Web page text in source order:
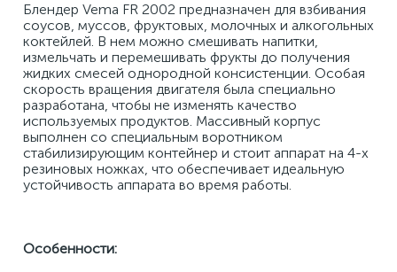
Блендер Vema FR 2002 предназначен для взбивания
соусов, муссов, фруктовых, молочных и алкогольных
коктейлей. В нем можно смешивать напитки,
измельчать и перемешивать фрукты до получения
жидких смесей однородной консистенции. Особая
скорость вращения двигателя была специально
разработана, чтобы не изменять качество
используемых продуктов. Массивный корпус
выполнен со специальным воротником
стабилизирующим контейнер и стоит аппарат на 4-х
резиновых ножках, что обеспечивает идеальную
устойчивость аппарата во время работы.
Особенности: